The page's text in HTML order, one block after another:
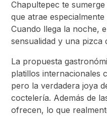
Chapultepec te
que atrae
Cuando llega la noche,
sensualidad y una pizca
La propuesta
platillos internacionales
pero la verdadera joya
coctelería. Además de
ofrecen, lo que